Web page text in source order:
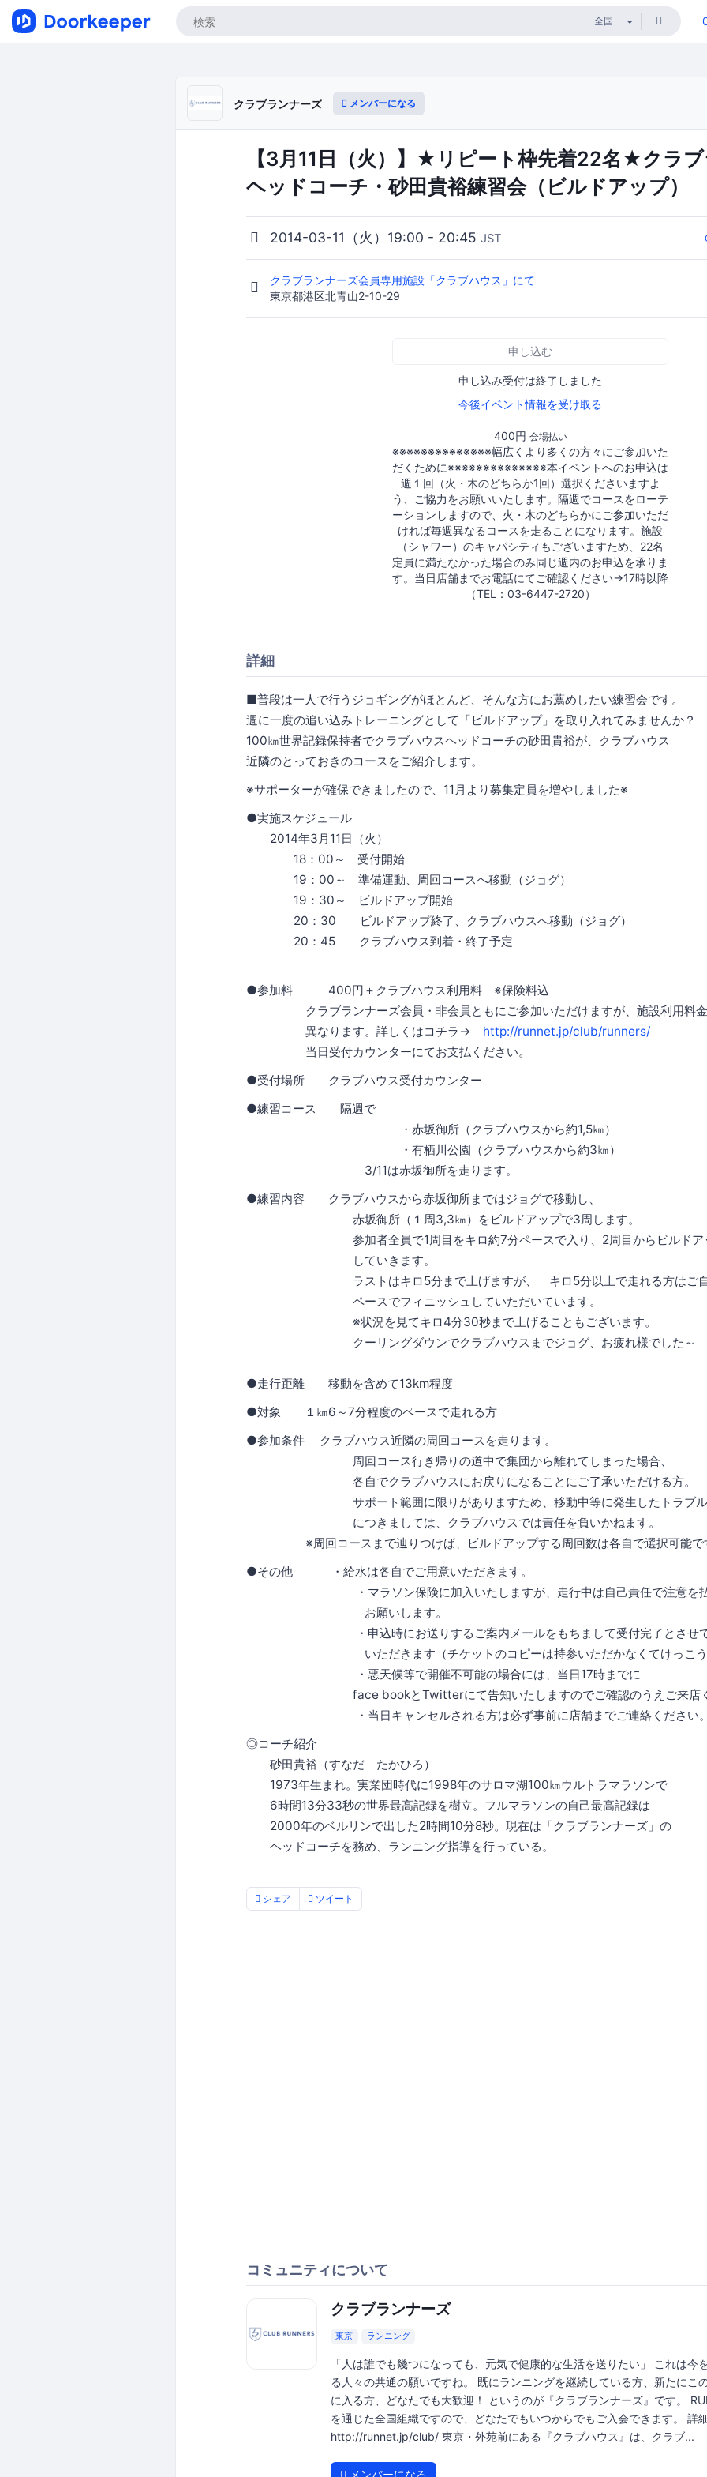
クラブランナーズ メンバーになる
【3月11日（火）】★リピート枠先着22名★クラ
ヘッドコーチ・砂田貴裕練習会（ビルドアップ）
2014-03-11（火）19:00 - 20:45 JST
クラブランナーズ会員専用施設「クラブハウス」にて
東京都港区北青山2-10-29
申し込む
申し込み受付は終了しました
今後イベント情報を受け取る
400円 会場払い
※※※※※※※※※※※※※※幅広くより多くの方々にご参加いた
だくために※※※※※※※※※※※※※※本イベントへのお申込は
週１回（火・木のどちらか1回）選択くださいますよ
う、ご協力をお願いいたします。隔週でコースをローテ
ーションしますので、火・木のどちらかにご参加いただ
ければ毎週異なるコースを走ることになります。施設
（シャワー）のキャパシティもございますため、22名
定員に満たなかった場合のみ同じ週内のお申込を承りま
す。当日店舗までお電話にてご確認ください→17時以降
（TEL：03-6447-2720）
詳細
■普段は一人で行うジョギングがほとんど、そんな方にお薦めしたい練習会です。
週に一度の追い込みトレーニングとして「ビルドアップ」を取り入れてみませんか？
100㎞世界記録保持者でクラブハウスヘッドコーチの砂田貴裕が、クラブハウス
近隣のとっておきのコースをご紹介します。
※サポーターが確保できましたので、11月より募集定員を増やしました※
●実施スケジュール
2014年3月11日（火）
18：00～ 受付開始
19：00～ 準備運動、周回コースへ移動（ジョグ）
19：30～ ビルドアップ開始
20：30 ビルドアップ終了、クラブハウスへ移動（ジョグ）
20：45 クラブハウス到着・終了予定
●参加料 400円＋クラブハウス利用料 ※保険料込
クラブランナーズ会員・非会員ともにご参加いただけますが、施設利用料
異なります。詳しくはコチラ→ http://runnet.jp/club/runners/
当日受付カウンターにてお支払ください。
●受付場所 クラブハウス受付カウンター
●練習コース 隔週で
・赤坂御所（クラブハウスから約1,5㎞）
・有栖川公園（クラブハウスから約3㎞）
3/11は赤坂御所を走ります。
●練習内容 クラブハウスから赤坂御所まではジョグで移動し、
赤坂御所（１周3,3㎞）をビルドアップで3周します。
参加者全員で1周目をキロ約7分ペースで入り、2周目からビルドア
していきます。
ラストはキロ5分まで上げますが、 キロ5分以上で走れる方はご自
ペースでフィニッシュしていただいています。
※状況を見てキロ4分30秒まで上げることもございます。
クーリングダウンでクラブハウスまでジョグ、お疲れ様でした～
●走行距離 移動を含めて13km程度
●対象 １㎞6～7分程度のペースで走れる方
●参加条件 クラブハウス近隣の周回コースを走ります。
周回コース行き帰りの道中で集団から離れてしまった場合、
各自でクラブハウスにお戻りになることにご了承いただける方。
サポート範囲に限りがありますため、移動中等に発生したトラブル
につきましては、クラブハウスでは責任を負いかねます。
※周回コースまで辿りつけば、ビルドアップする周回数は各自で選択可能で
●その他 ・給水は各自でご用意いただきます。
・マラソン保険に加入いたしますが、走行中は自己責任で注意を
お願いします。
・申込時にお送りするご案内メールをもちまして受付完了とさせ
いただきます（チケットのコピーは持参いただかなくてけっこう
・悪天候等で開催不可能の場合には、当日17時までに
face bookとTwitterにて告知いたしますのでご確認のうえご来店く
・当日キャンセルされる方は必ず事前に店舗までご連絡ください
◎コーチ紹介
砂田貴裕（すなだ たかひろ）
1973年生まれ。実業団時代に1998年のサロマ湖100㎞ウルトラマラソンで
6時間13分33秒の世界最高記録を樹立。フルマラソンの自己最高記録は
2000年のベルリンで出した2時間10分8秒。現在は「クラブランナーズ」の
ヘッドコーチを務め、ランニング指導を行っている。
シェア ツイート
コミュニティについて
クラブランナーズ
東京 ランニング
「人は誰でも幾つになっても、元気で健康的な生活を送りたい」 これは今
る人々の共通の願いですね。 既にランニングを継続している方、新たにこ
に入る方、どなたでも大歓迎！ というのが『クラブランナーズ』です。
を通じた全国組織ですので、どなたでもいつからでもご入会できます。
http://runnet.jp/club/ 東京・外苑前にある『クラブハウス』は、クラブ...
メンバーになる